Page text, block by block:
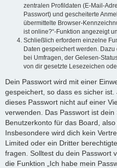
zentralen Profildaten (E-Mail-
Passwort) und gescheiterte
übermittelte Browser-
ist online?“-Funktion angezeigt
Schließlich erfordern einzelne
Daten gespeichert werden.
bei Umfragen, der Gelesen-
von dir gesetzte Lesezeichen
Dein Passwort wird mit einer
gespeichert, so dass es sicher ist.
dieses Passwort nicht auf einer
verwenden. Das Passwort ist dein
Benutzerkonto für das Board,
Insbesondere wird dich kein
Limited oder ein Dritter
fragen. Solltest du dein Passwort
die Funktion „Ich habe mein